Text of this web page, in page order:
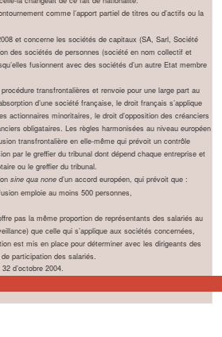
comme l’apport partiel de titres ou d’actifs ou la
et concerne les sociétés de capitaux (SA, Sarl, Société
des sociétés de personnes (société en nom collectif et
fusionnent avec des sociétés d’un autre Etat membre
transfrontalières et renvoie pour une large part au
d’une société française, le droit français s’applique
actionnaires minoritaires, le droit d’opposition des créanciers
obligataires. Les règles harmonisées au niveau européen
transfrontalière en elle-même qui prévoit un contrôle
par le greffier du tribunal dont dépend chaque entreprise et
ou le greffier du tribunal.
sine qua none d’un accord européen, qui prévoit que :
emploie au moins 500 personnes,
pas la même proportion de représentants des salariés au
que celle qui s’applique aux sociétés concernées,
est mis en place pour déterminer avec les dirigeants des
participation des salariés.
d’octobre 2004.